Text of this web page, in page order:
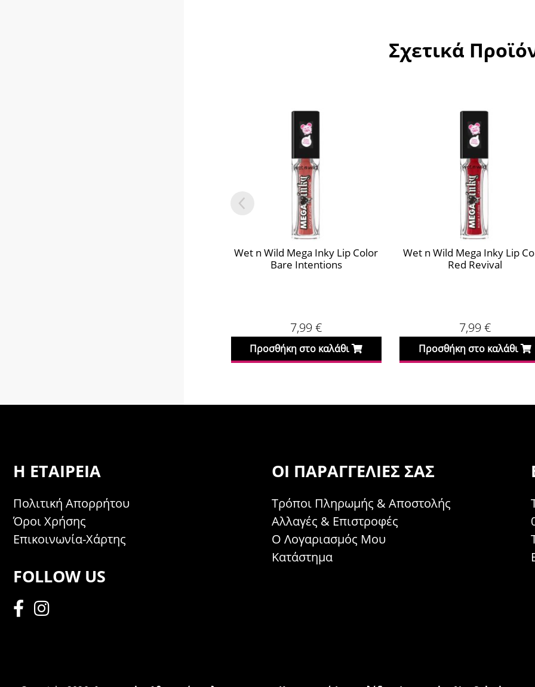
Σχετικά
Wet n Wild Mega Inky Lip Color
Bare Intentions
7,99€
Προσθήκη στο καλάθι
Wet n Wild Mega Inky Lip
Red Revival
7,99 €
Προσθήκη στο καλάθι
Η ΕΤΑΙΡΕΊΑ
Πολιτική Απορρήτου
Όροι Χρήσης
Επικοινωνία-Χάρτης
FOLLOW US
ΟΙ ΠΑΡΑΓΓΕΛΊΕΣ ΣΑΣ
Τρόποι Πληρωμής & Αποστολής
Αλλαγές & Επιστροφές
Ο Λογαριασμός Μου
Κατάστημα